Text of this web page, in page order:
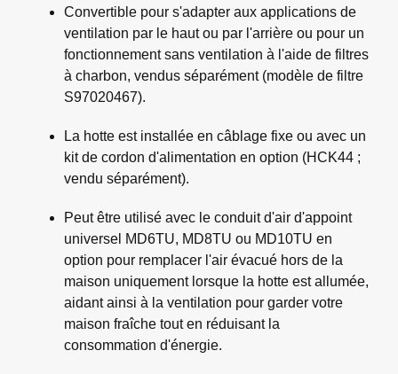
Convertible pour s'adapter aux applications de
ventilation par le haut ou par l'arrière ou pour un
fonctionnement sans ventilation à l'aide de filtres
à charbon, vendus séparément (modèle de filtre
S97020467).
La hotte est installée en câblage fixe ou avec un
kit de cordon d'alimentation en option (HCK44 ;
vendu séparément).
Peut être utilisé avec le conduit d'air d'appoint
universel MD6TU, MD8TU ou MD10TU en
option pour remplacer l'air évacué hors de la
maison uniquement lorsque la hotte est allumée,
aidant ainsi à la ventilation pour garder votre
maison fraîche tout en réduisant la
consommation d'énergie.